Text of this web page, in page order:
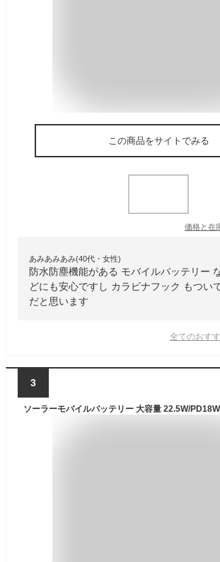
この商品をサイトでみる
価格と在
あみあみあみ(40代・女性)
防水防塵機能がある モバイルバッテリー
どにも安心ですし カラビナフック もつい
だと思います
全てのおす
3